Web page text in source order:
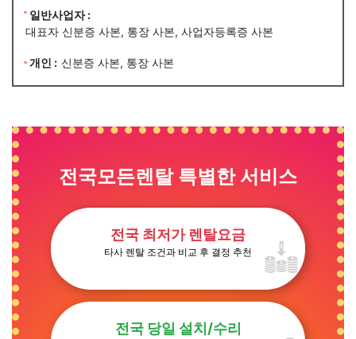
일반사업자 :
대표자 신분증 사본, 통장 사본, 사업자등록증 사본
개인 : 신분증 사본, 통장 사본
전국모든렌탈 특별한 서비스
전국 최저가 렌탈요금
타사 렌탈 조건과 비교 후 결정 추천
전국 당일 설치/수리